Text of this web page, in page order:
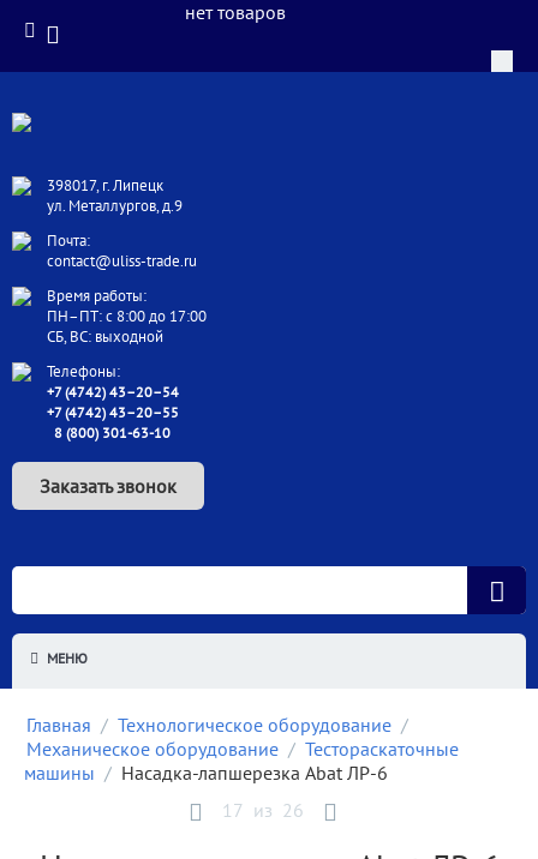
398017, г. Липецк
ул. Металлургов, д.9
Почта:
contact@uliss-trade.ru
Время работы:
ПН–ПТ: с 8:00 до 17:00
СБ, ВС: выходной
Телефоны:
+7 (4742) 43–20–54
+7 (4742) 43–20–55
8 (800) 301-63-10
Заказать звонок
нет товаров
МЕНЮ
Главная / Технологическое оборудование /
Механическое оборудование / Тестораскаточные
машины / Насадка-лапшерезка Abat ЛР-6
17 из 26